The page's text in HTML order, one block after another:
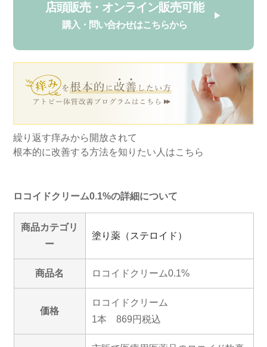
店頭販売・オンライン販売可能
購入・問い合わせはこちらから
繰り返す痒みから開放されて
根本的に改善する方法を知りたい人はこちら
ロコイドクリーム0.1%の詳細について
商品カテゴリ
ー
塗り薬（ステロイド）
商品名 ロコイドクリーム0.1%
価格
ロコイドクリーム
1本 869円税込